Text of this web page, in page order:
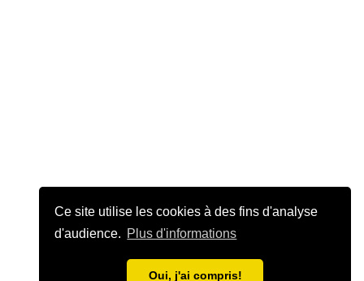
Ce site utilise les cookies à des fins d'analyse
d'audience. Plus d'informations
Oui, j'ai compris!